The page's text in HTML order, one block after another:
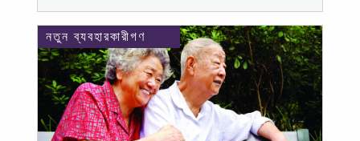
নতুন ব্যবহারকারীগণ